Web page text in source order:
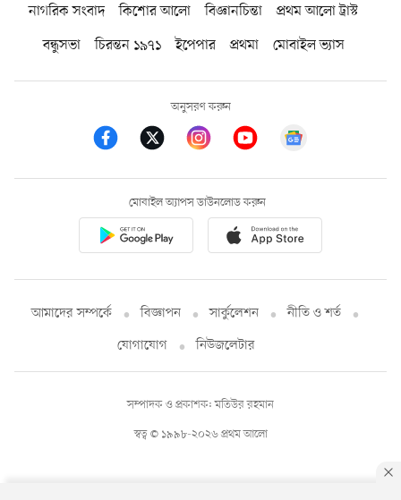
নাগরিক সংবাদ কিশোর আলো বিজ্ঞানচিন্তা
প্রথম আলো ট্রাস্ট
বন্ধুসভা
চিরন্তন ১৯৭১ ইপেপার প্রথমা মোবাইল ভ্যাস
অনুসরণ করুন
মোবাইল অ্যাপস ডাউনলোড করুন
আমাদের সম্পর্কে বিজ্ঞাপন সার্কুলেশন
নীতি ও শর্ত
যোগাযোগ
নিউজলেটার
স্বত্ব © ১৯৯৮-২০২৬ প্রথম আলো
সম্পাদক ও প্রকাশক: মতিউর রহমান